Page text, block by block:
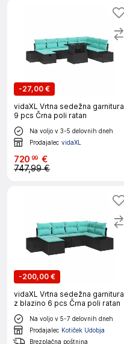
-27,00 €
vidaXL Vrtna sedežna garnitura
9 pcs Črna poli ratan
Na voljo v 3-5 delovnih dneh
Prodajalec vidaXL
720 99 €
747,99 €
-200,00 €
vidaXL Vrtna sedežna garnitura
z blazino 6 pcs Črna poli ratan
Na voljo v 5-7 delovnih dneh
Prodajalec Kotiček Udobja
Brezplačna poštnina